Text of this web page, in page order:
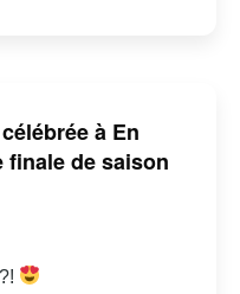
à En
finale de saison